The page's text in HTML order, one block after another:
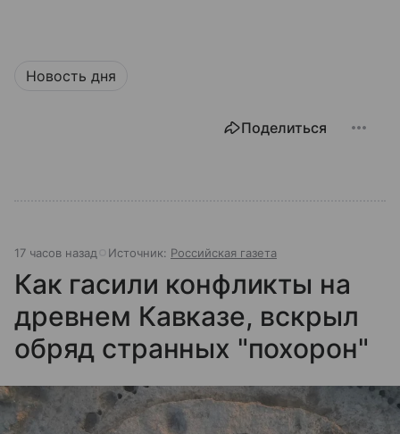
Новость дня
Поделиться
17 часов назад Источник: Российская газета
Как гасили конфликты на
древнем Кавказе, вскрыл
обряд странных "похорон"